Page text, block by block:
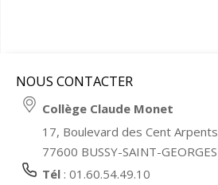
NOUS CONTACTER
Collège Claude Monet
17, Boulevard des Cent Arpents
77600 BUSSY-SAINT-GEORGES
Tél : 01.60.54.49.10